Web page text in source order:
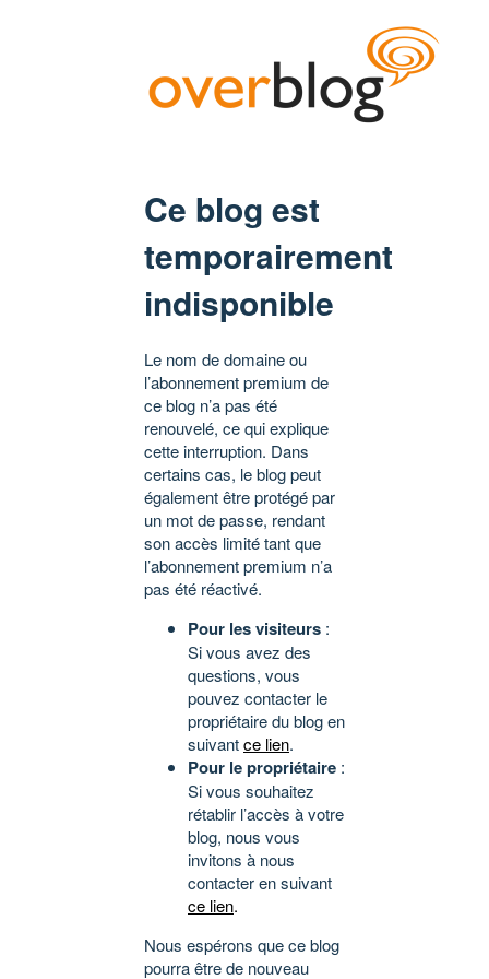
Ce blog est
temporairement
indisponible
Le nom de domaine ou
l’abonnement premium de
ce blog n’a pas été
renouvelé, ce qui explique
cette interruption. Dans
certains cas, le blog peut
également être protégé par
un mot de passe, rendant
son accès limité tant que
l’abonnement premium n’a
pas été réactivé.
Pour les visiteurs :
Si vous avez des
questions, vous
pouvez contacter le
propriétaire du blog en
suivantce lien.
Pour le propriétaire :
Si vous souhaitez
rétablir l’accès à votre
blog, nous vous
invitons à nous
contacter en suivant
ce lien.
Nous espérons que ce blog
pourra être de nouveau